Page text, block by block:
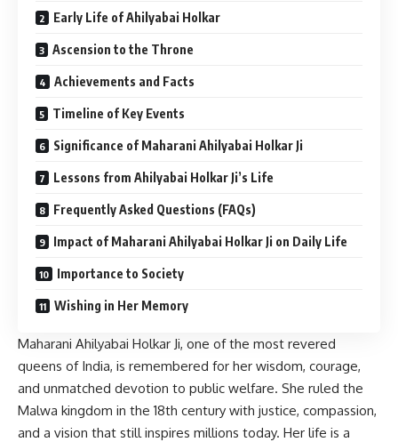
Early Life of Ahilyabai Holkar
Ascension to the Throne
Achievements and Facts
Timeline of Key Events
Significance of Maharani Ahilyabai Holkar Ji
Lessons from Ahilyabai Holkar Ji’s Life
Frequently Asked Questions (FAQs)
Impact of Maharani Ahilyabai Holkar Ji on Daily Life
Importance to Society
Wishing in Her Memory
Maharani Ahilyabai Holkar Ji, one of the most revered
queens of India, is remembered for her wisdom, courage,
and unmatched devotion to public welfare. She ruled the
Malwa kingdom in the 18th century with justice, compassion,
and a vision that still inspires millions today. Her life is a